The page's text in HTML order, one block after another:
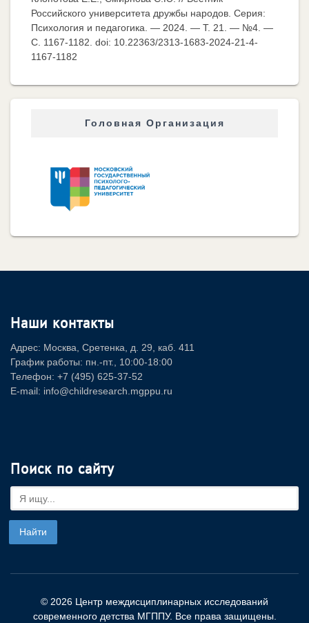
Российского университета дружбы народов. Серия:
Психология и педагогика. — 2024. — Т. 21. — №4. —
C. 1167-1182. doi: 10.22363/2313-1683-2024-21-4-
1167-1182
Головная Организация
Наши контакты
Адрес: Москва, Сретенка, д. 29, каб. 411
График работы: пн.-пт., 10:00-18:00
Телефон: +7 (495) 625-37-52
E-mail: info@childresearch.mgppu.ru
Поиск по сайту
© 2026 Центр междисциплинарных исследований
современного детства МГППУ. Все права защищены.